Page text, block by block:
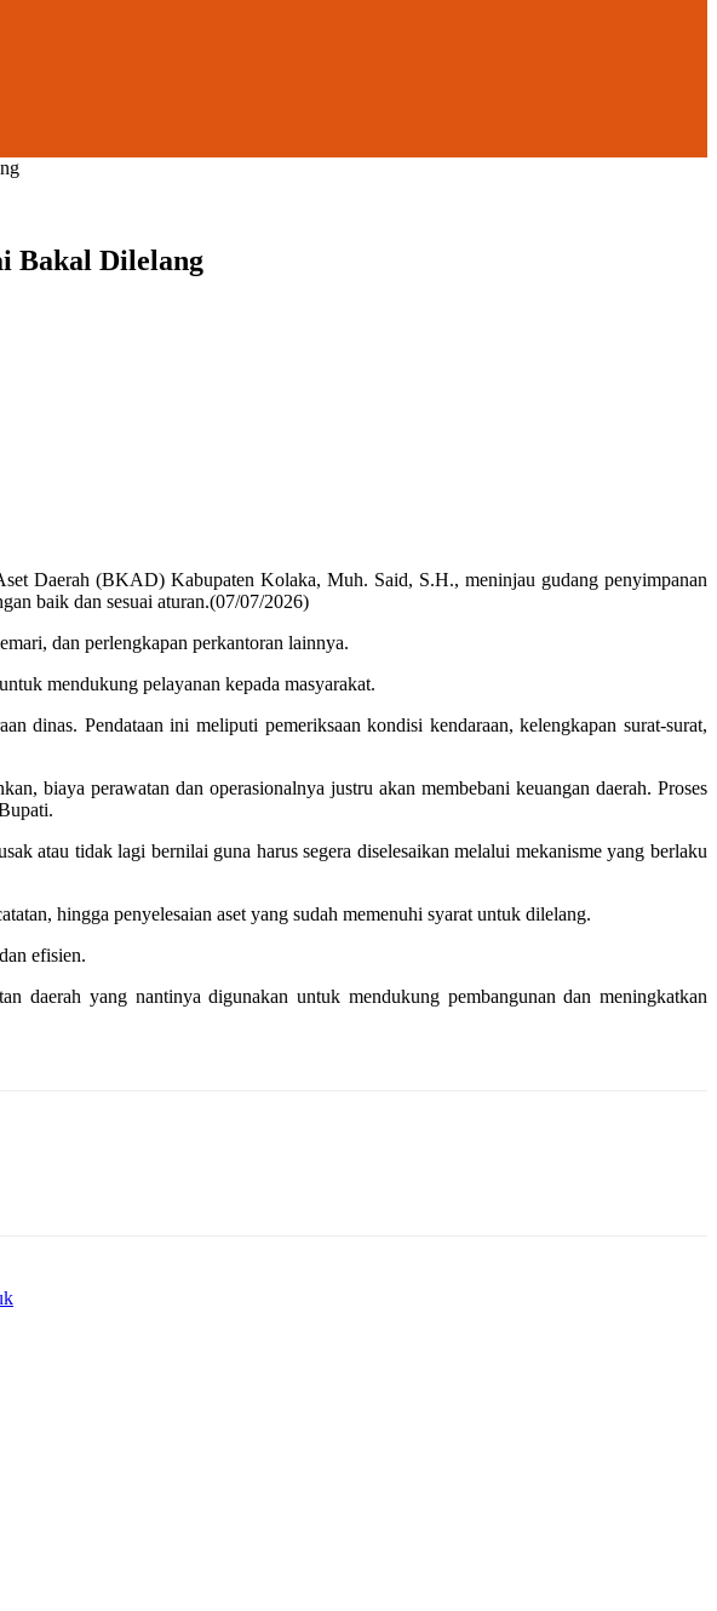
Bakal Dilelang
Daerah (BKAD) Kabupaten Kolaka, Muh. Said, S.H., meninjau gudang penyimpanan
baik dan sesuai aturan.(07/07/2026)
dan perlengkapan perkantoran lainnya.
mendukung pelayanan kepada masyarakat.
dinas. Pendataan ini meliputi pemeriksaan kondisi kendaraan, kelengkapan surat-surat,
biaya perawatan dan operasionalnya justru akan membebani keuangan daerah. Proses
atau tidak lagi bernilai guna harus segera diselesaikan melalui mekanisme yang berlaku
hingga penyelesaian aset yang sudah memenuhi syarat untuk dilelang.
efisien.
daerah yang nantinya digunakan untuk mendukung pembangunan dan meningkatkan